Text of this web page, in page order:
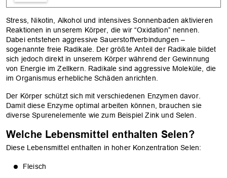
Stress, Nikotin, Alkohol und intensives Sonnenbaden aktivieren
Reaktionen in unserem Körper, die wir “Oxidation” nennen.
Dabei entstehen aggressive Sauerstoffverbindungen –
sogenannte freie Radikale. Der größte Anteil der Radikale bildet
sich jedoch direkt in unserem Körper während der Gewinnung
von Energie im Zellkern. Radikale sind aggressive Moleküle, die
im Organismus erhebliche Schäden anrichten.
Der Körper schützt sich mit verschiedenen Enzymen davor.
Damit diese Enzyme optimal arbeiten können, brauchen sie
diverse Spurenelemente wie zum Beispiel Zink und Selen.
Welche Lebensmittel enthalten Selen?
Diese Lebensmittel enthalten in hoher Konzentration Selen:
Fleisch